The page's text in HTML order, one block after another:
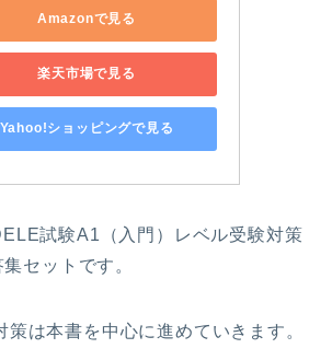
Amazonで見る
楽天市場で見る
Yahoo!ショッピングで見る
試験A1（入門）レベル受験対策
セットです。
は本書を中心に進めていきます。